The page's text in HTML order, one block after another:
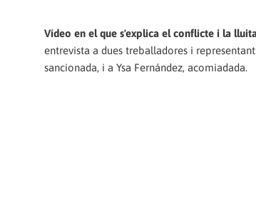
Vídeo en el que s'explica el conflicte i la
entrevista a dues treballadores i
sancionada, i a Ysa Fernández, acomiadada.